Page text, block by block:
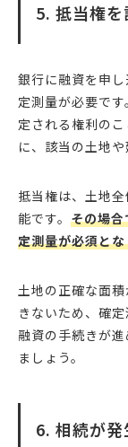
5. 抵当権
銀行に融資を申
定測量が必要で
定される権利の
に、該当の土地や
抵当権は、土地
能です。 その場
定測量が必須と
土地の正確な面
きないため、確
融資の手続きが
ましょう。
6. 相続が